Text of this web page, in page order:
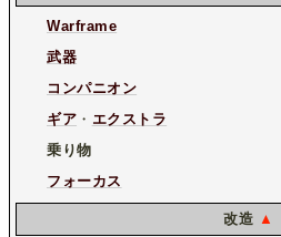
Warframe
武器
コンパニオン
ギア ・ エクストラ
乗り物
フォーカス
改造 ▲